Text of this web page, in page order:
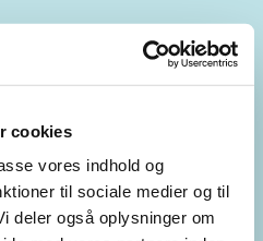
cookies
vores indhold og
til sociale medier og til
deler også oplysninger om